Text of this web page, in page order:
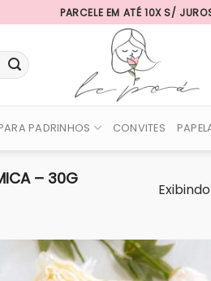
PARCELE EM ATÉ 10X S/
PADRINHOS CONVITES
– 30G